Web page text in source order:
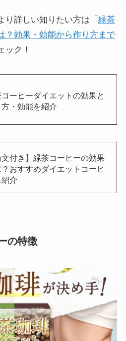
り詳しい知りたい方は「 緑茶
？効果・効能から作り方まで
ック！
ーヒーダイエットの効果と
・効能を紹介
文付き】緑茶コーヒーの効果
？おすすめダイエットコーヒ
介
の特徴